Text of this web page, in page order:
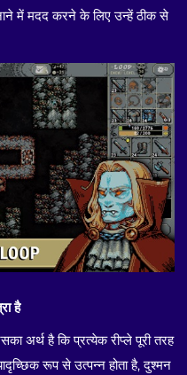
में मदद करने के लिए उन्हें ठीक से
है
अर्थ है कि प्रत्येक रीप्ले पूरी तरह
रूप से उत्पन्न होता है, दुश्मन